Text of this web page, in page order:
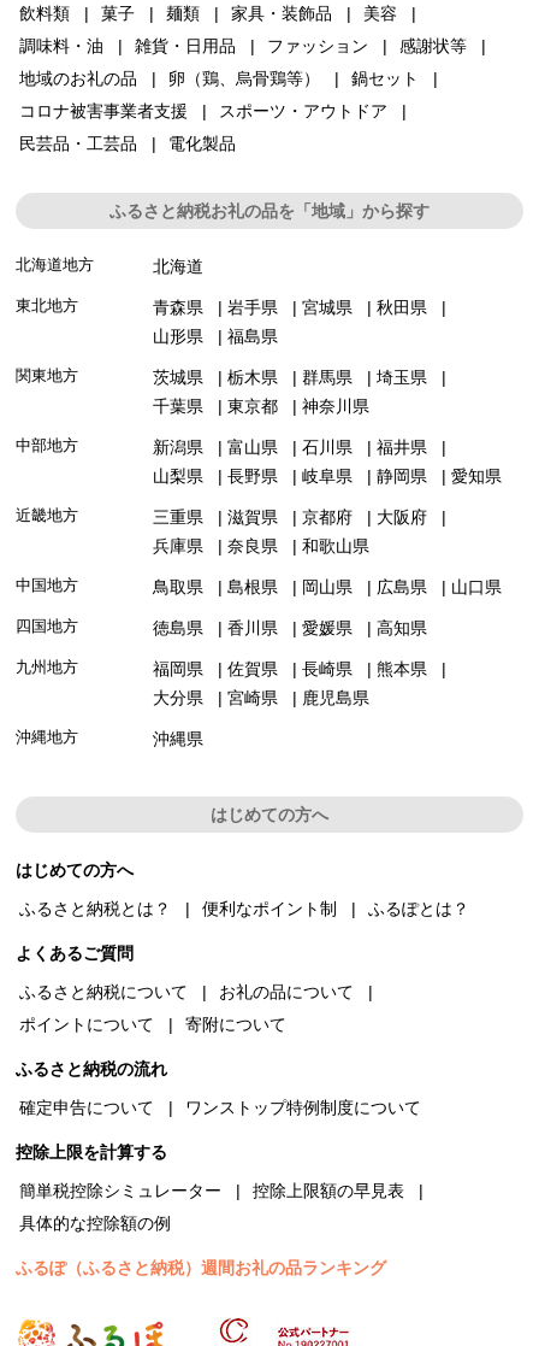
飲料類
菓子 麺類 家具・装飾品
美容
調味料・油
雑貨・日用品 ファッション
感謝状等
地域のお礼の品
卵（鶏、烏骨鶏等）
鍋セット
コロナ被害事業者支援
スポーツ・アウトドア
民芸品・工芸品
電化製品
ふるさと納税お礼の品を「地域」から探す
北海道地方 北海道
東北地方 青森県 岩手県 宮城県
秋田県
山形県
福島県
関東地方 茨城県 栃木県 群馬県
埼玉県
千葉県
東京都 神奈川県
中部地方 新潟県 富山県 石川県
福井県
山梨県
長野県 岐阜県 静岡県 愛知県
近畿地方 三重県 滋賀県 京都府
大阪府
兵庫県
奈良県 和歌山県
中国地方 鳥取県 島根県 岡山県 広島県 山口県
四国地方 徳島県 香川県 愛媛県 高知県
九州地方 福岡県 佐賀県 長崎県
熊本県
大分県
宮崎県 鹿児島県
沖縄地方 沖縄県
はじめての方へ
はじめての方へ
ふるさと納税とは？
便利なポイント制 ふるぽとは？
よくあるご質問
ふるさと納税について
お礼の品について
ポイントについて
寄附について
ふるさと納税の流れ
確定申告について
ワンストップ特例制度について
控除上限を計算する
簡単税控除シミュレーター
控除上限額の早見表
具体的な控除額の例
ふるぽ（ふるさと納税）週間お礼の品ランキング